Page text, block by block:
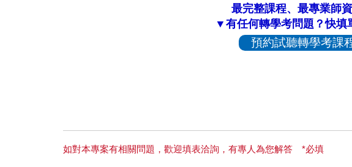
最完整課程、最專業師
▼有任何轉學考問題？快填
預約試聽轉學考課
如對本專案有相關問題，歡迎填表洽詢，有專人為您解答 *必填